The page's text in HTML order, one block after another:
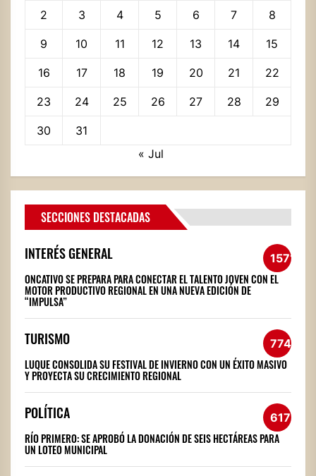
2 3 4 5 6 7 8
9 10 11 12 13 14 15
16 17 18 19 20 21 22
23 24 25 26 27 28 29
30
31
« Jul
SECCIONES DESTACADAS
INTERÉS GENERAL 1571
ONCATIVO SE PREPARA PARA CONECTAR EL TALENTO JOVEN CON EL
MOTOR PRODUCTIVO REGIONAL EN UNA NUEVA EDICIÓN DE
“IMPULSA”
TURISMO 774
LUQUE CONSOLIDA SU FESTIVAL DE INVIERNO CON UN ÉXITO MASIVO
Y PROYECTA SU CRECIMIENTO REGIONAL
POLÍTICA 617
RÍO PRIMERO: SE APROBÓ LA DONACIÓN DE SEIS HECTÁREAS PARA
UN LOTEO MUNICIPAL